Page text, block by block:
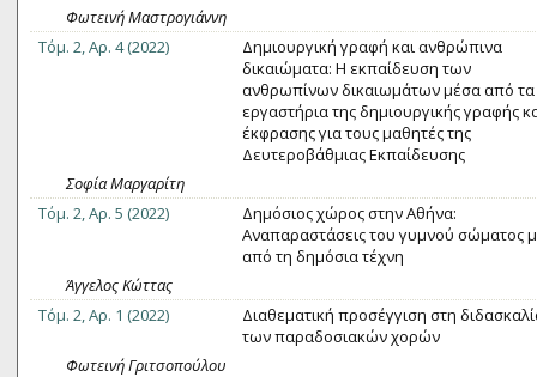
Φωτεινή Μαστρογιάννη
Τόμ. 2, Αρ. 4 (2022)
Δημιουργική γραφή και ανθρώπινα
δικαιώματα: Η εκπαίδευση των
ανθρωπίνων δικαιωμάτων μέσα από τα
εργαστήρια της δημιουργικής γραφής
έκφρασης για τους μαθητές της
Δευτεροβάθμιας Εκπαίδευσης
Σοφία Μαργαρίτη
Τόμ. 2, Αρ. 5 (2022)
Δημόσιος χώρος στην Αθήνα:
Αναπαραστάσεις του γυμνού σώματος
από τη δημόσια τέχνη
Άγγελος Κώττας
Τόμ. 2, Αρ. 1 (2022)
Διαθεματική προσέγγιση στη
των παραδοσιακών χορών
Φωτεινή Γριτσοπούλου